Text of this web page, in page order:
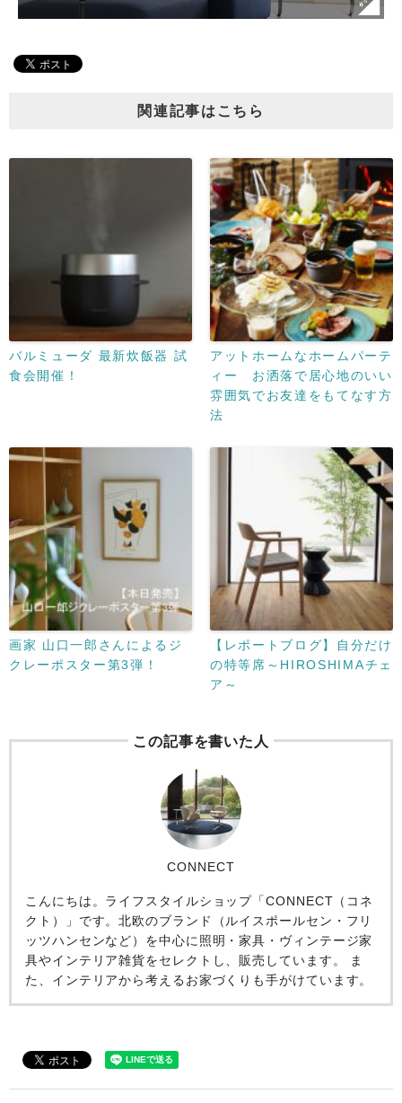
関連記事はこちら
バルミューダ 最新炊飯器 試
食会開催！
アットホームなホームパーテ
ィー お洒落で居心地のいい
雰囲気でお友達をもてなす方
法
画家 山口一郎さんによるジ
クレーポスター第3弾！
【レポートブログ】自分だけ
の特等席～HIROSHIMAチェ
ア～
この記事を書いた人
CONNECT
こんにちは。ライフスタイルショップ「CONNECT（コネ
クト）」です。北欧のブランド（ルイスポールセン・フリ
ッツハンセンなど）を中心に照明・家具・ヴィンテージ家
具やインテリア雑貨をセレクトし、販売しています。 ま
た、インテリアから考えるお家づくりも手がけています。